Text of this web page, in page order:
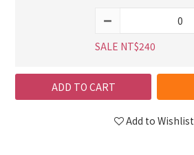
SALE NT$240
ADD TO CART
Add to Wishlist